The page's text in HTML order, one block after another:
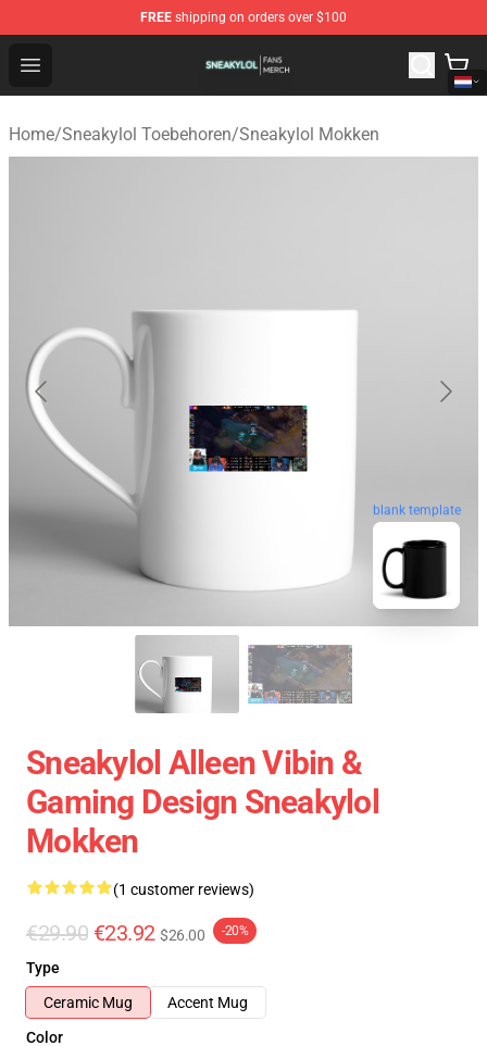
FREE shipping on orders over $100
Open menu
Sneakylol Shop - Official Sneakylol Merchandise Store
Home/Sneakylol Toebehoren/Sneakylol Mokken
blank template
Sneakylol Alleen Vibin &
Gaming Design Sneakylol
Mokken
(1 customer reviews)
€29.90 €23.92 $26.00 -20%
Type
Ceramic Mug
Accent Mug
Color